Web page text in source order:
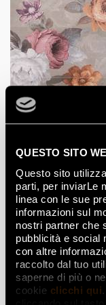
QUESTO SITO
Questo sito
parti, per inviarLe
linea con le sue
informazioni sul
nostri partner che
pubblicità e social
con altre
raccolto dal tuo
saperne di più o
cookie clicchi qui
PEONY INSERTO
120x250